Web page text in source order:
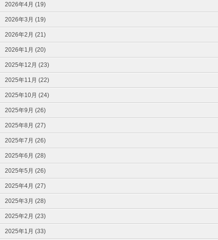
2026年4月 (19)
2026年3月 (19)
2026年2月 (21)
2026年1月 (20)
2025年12月 (23)
2025年11月 (22)
2025年10月 (24)
2025年9月 (26)
2025年8月 (27)
2025年7月 (26)
2025年6月 (28)
2025年5月 (26)
2025年4月 (27)
2025年3月 (28)
2025年2月 (23)
2025年1月 (33)